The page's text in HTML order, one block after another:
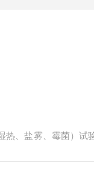
热、盐雾、霉菌）试